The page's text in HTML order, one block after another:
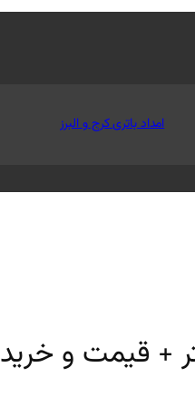
امداد باتری کرج و البرز
+ قیمت و خرید